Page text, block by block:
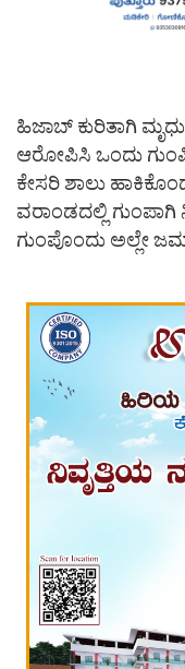
ಹಿಜಾಬ್ ಕುರಿತಾಗಿ
ಆರೋಪಿಸಿ ಒಂದು
ಕೇಸರಿ ಶಾಲು
ವರಾಂಡದಲ್ಲಿ
ಗುಂಪೊಂದು ಅಲ್ಲೇ